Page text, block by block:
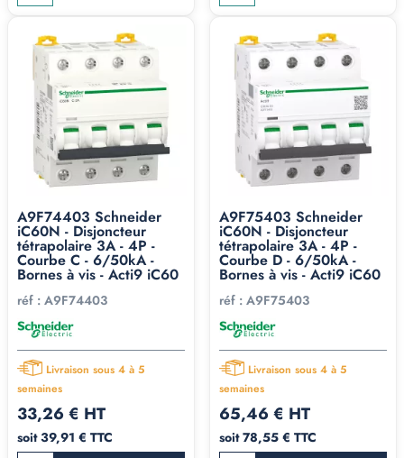
A9F74403 Schneider
iC60N - Disjoncteur
tétrapolaire 3A - 4P -
Courbe C - 6/50kA -
Bornes à vis - Acti9 iC60
réf : A9F74403
Livraison sous 4 à 5
semaines
33,26 € HT
soit 39,91 € TTC
A9F75403 Schneider
iC60N - Disjoncteur
tétrapolaire 3A - 4P -
Courbe D - 6/50kA -
Bornes à vis - Acti9 iC60
réf : A9F75403
Livraison sous 4 à 5
semaines
65,46 € HT
soit 78,55 € TTC